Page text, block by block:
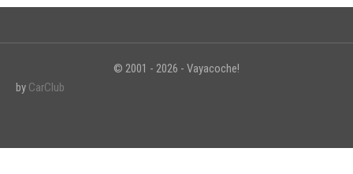
© 2001 - 2026 - Vayacoche!
by CarClub